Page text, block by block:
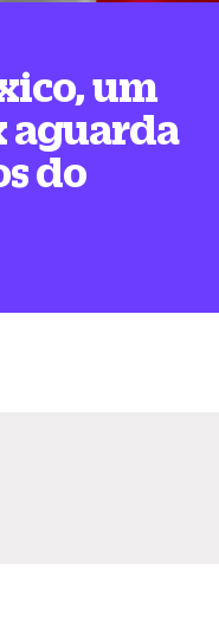
um
aguarda
do